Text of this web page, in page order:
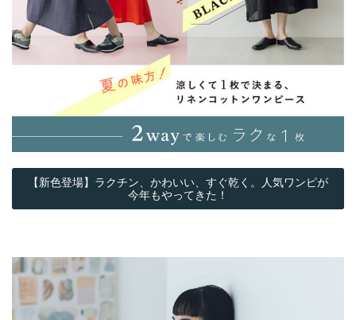
【新色登場】ラクチン、かわいい、すぐ乾く。人気ワンピが
今年もやってきた！